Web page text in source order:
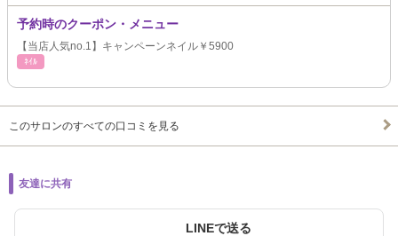
予約時のクーポン・メニュー
【当店人気no.1】キャンペーンネイル￥5900
ﾈｲﾙ
このサロンのすべての口コミを見る
友達に共有
LINEで送る